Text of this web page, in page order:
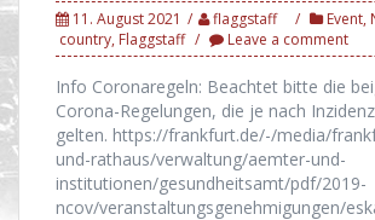
11. August 2021 flaggstaff Event,
country, Flaggstaff Leave a comment
Info Coronaregeln: Beachtet bitte die
Corona-Regelungen, die je nach
gelten. https://frankfurt.de/-/media/
und-rathaus/verwaltung/aemter-und-
institutionen/gesundheitsamt/pdf/2019-
ncov/veranstaltungsgenehmigungen/